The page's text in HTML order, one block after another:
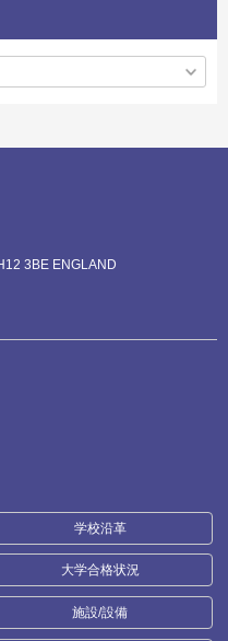
3BE ENGLAND
学校沿革
大学合格状況
施設/設備